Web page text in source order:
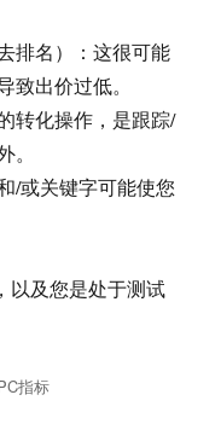
排名）：这很可能
致出价过低。
转化操作，是跟踪/
。
/或关键字可能使您
以及您是处于测试
指标